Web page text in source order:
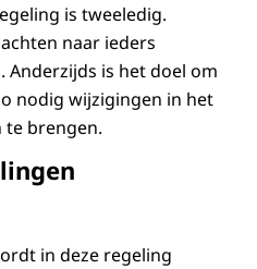
is tweeledig.
naar ieders
Anderzijds is het doel om
nodig wijzigingen in het
te brengen.
in deze regeling